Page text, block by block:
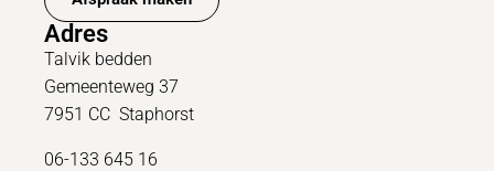
Adres
Talvik bedden
Gemeenteweg 37
7951 CC Staphorst
06-133 645 16